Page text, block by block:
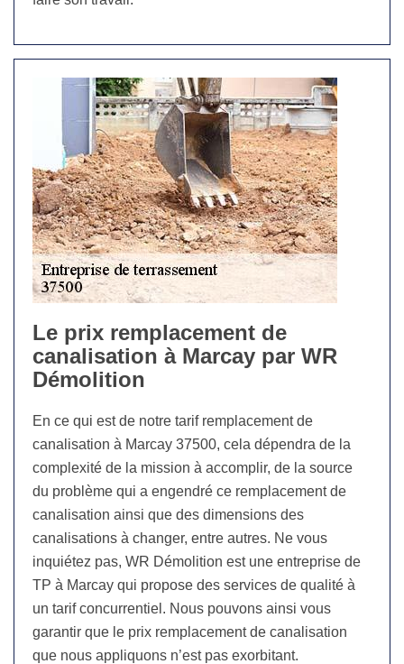
Le prix remplacement de
canalisation à Marcay par WR
Démolition
En ce qui est de notre tarif remplacement de
canalisation à Marcay 37500, cela dépendra de la
complexité de la mission à accomplir, de la source
du problème qui a engendré ce remplacement de
canalisation ainsi que des dimensions des
canalisations à changer, entre autres. Ne vous
inquiétez pas, WR Démolition est une entreprise de
TP à Marcay qui propose des services de qualité à
un tarif concurrentiel. Nous pouvons ainsi vous
garantir que le prix remplacement de canalisation
que nous appliquons n’est pas exorbitant.